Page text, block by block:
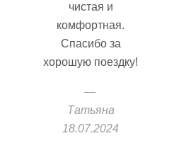
чистая и
комфортная.
Спасибо за
хорошую поездку!
Татьяна
18.07.2024